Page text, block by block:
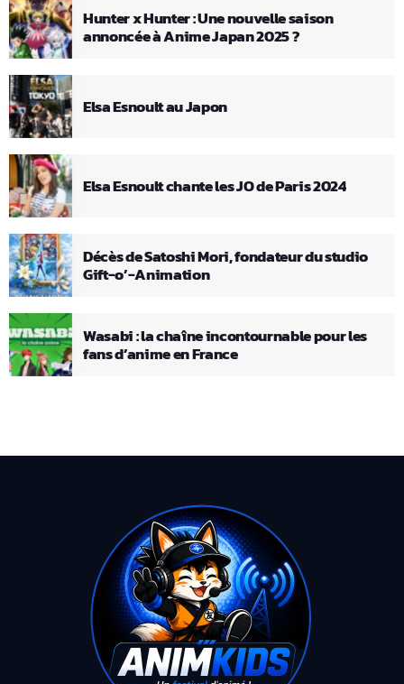
Hunter x Hunter : Une nouvelle saison
annoncée à Anime Japan 2025 ?
Elsa Esnoult au Japon
Elsa Esnoult chante les JO de Paris 2024
Décès de Satoshi Mori, fondateur du studio
Gift-o’-Animation
Wasabi : la chaîne incontournable pour les
fans d’anime en France